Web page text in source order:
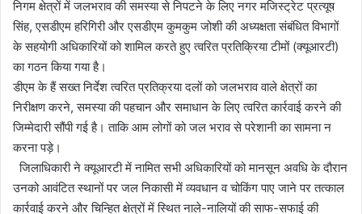
निगम क्षेत्रों में जलभराव की समस्या से निपटने के लिए नगर मजिस्ट्रेट प्रत्यूष
सिंह, एसडीएम हरिगिरी और एसडीएम कुमकुम जोशी की अध्यक्षता संबंधित विभागों
के सहयोगी अधिकारियों को शामिल करते हुए त्वरित प्रतिक्रिया टीमों (क्यूआरटी)
का गठन किया गया है।
डीएम के हैं सख्त निर्देश त्वरित प्रतिक्रया दलों को जलभराव वाले क्षेत्रों का
निरीक्षण करने, समस्या की पहचान और समाधान के लिए त्वरित कार्रवाई करने की
जिम्मेदारी सौंपी गई है। ताकि आम लोगों को जल भराव से परेशानी का सामना न
करना पड़े।
जिलाधिकारी ने क्यूआरटी में नामित सभी अधिकारियों को मानसून अवधि के दौरान
उनको आवंटित स्थानों पर जल निकासी में व्यवधान व चोकिंग पाए जाने पर तत्काल
कार्रवाई करने और चिन्हित क्षेत्रों में स्थित नाले-नालियों की साफ-सफाई की